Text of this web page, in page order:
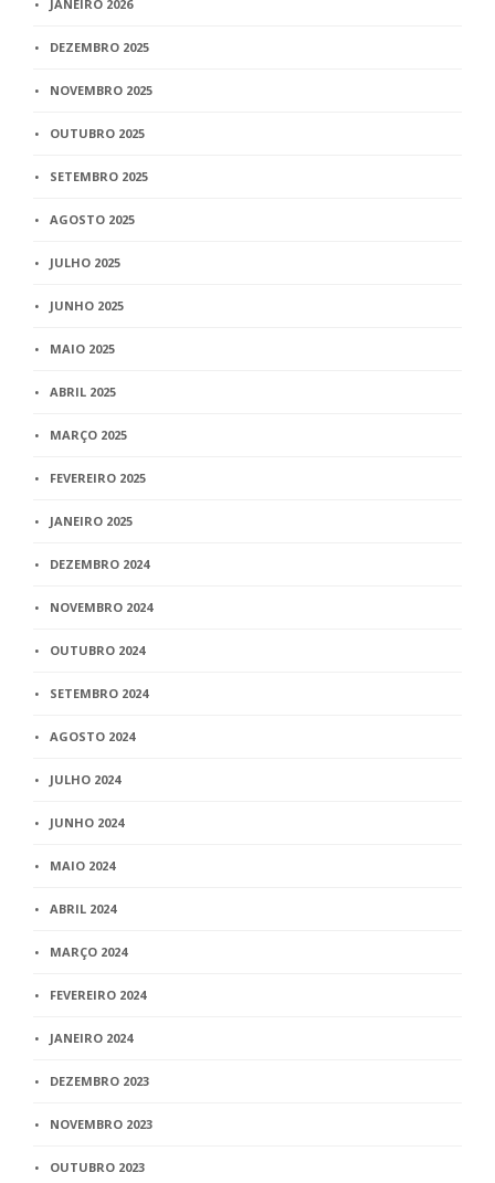
JANEIRO 2026
DEZEMBRO 2025
NOVEMBRO 2025
OUTUBRO 2025
SETEMBRO 2025
AGOSTO 2025
JULHO 2025
JUNHO 2025
MAIO 2025
ABRIL 2025
MARÇO 2025
FEVEREIRO 2025
JANEIRO 2025
DEZEMBRO 2024
NOVEMBRO 2024
OUTUBRO 2024
SETEMBRO 2024
AGOSTO 2024
JULHO 2024
JUNHO 2024
MAIO 2024
ABRIL 2024
MARÇO 2024
FEVEREIRO 2024
JANEIRO 2024
DEZEMBRO 2023
NOVEMBRO 2023
OUTUBRO 2023